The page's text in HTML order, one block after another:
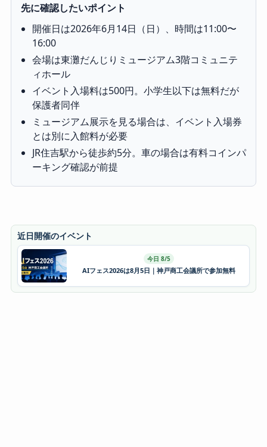
先に確認したいポイント
開催日は2026年6月14日（日）、時間は11:00〜
16:00
会場は東灘だんじりミュージアム3階コミュニテ
ィホール
イベント入場料は500円。小学生以下は無料だが
保護者同伴
ミュージアム展示を見る場合は、イベント入場券
とは別に入館料が必要
JR住吉駅から徒歩約5分。車の場合は有料コインパ
ーキング確認が前提
近日開催のイベント
今日 8/5
AIフェス2026は8月5日｜神戸商工会議所で参加無料